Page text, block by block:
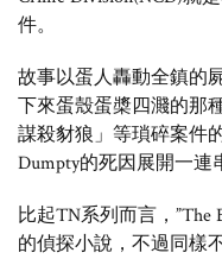
件。
故事以蛋人轟動全鎮的
下來蛋殼蛋槳四濺的那
謀殺豺狼」等瑣碎案件
Dumpty的死因展開一連
比起TN系列而言，”The
的偵探小說，不過同樣